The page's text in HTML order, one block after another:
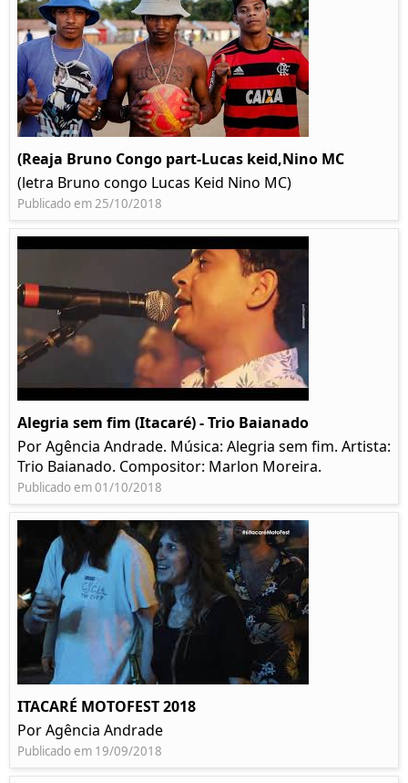
(Reaja Bruno Congo part-Lucas keid,Nino MC
(letra Bruno congo Lucas Keid Nino MC)
Publicado em 25/10/2018
Alegria sem fim (Itacaré) - Trio Baianado
Por Agência Andrade. Música: Alegria sem fim. Artista:
Trio Baianado. Compositor: Marlon Moreira.
Publicado em 01/10/2018
ITACARÉ MOTOFEST 2018
Por Agência Andrade
Publicado em 19/09/2018